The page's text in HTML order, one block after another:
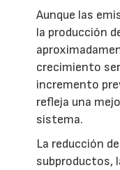
Aunque las
la producción
crecimiento
incremento
refleja una
sistema.
La reducción
subproductos,